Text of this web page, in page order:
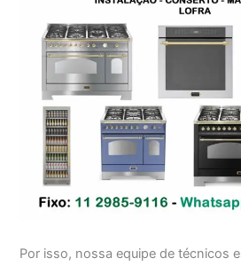
Por isso, nossa equipe de técnicos